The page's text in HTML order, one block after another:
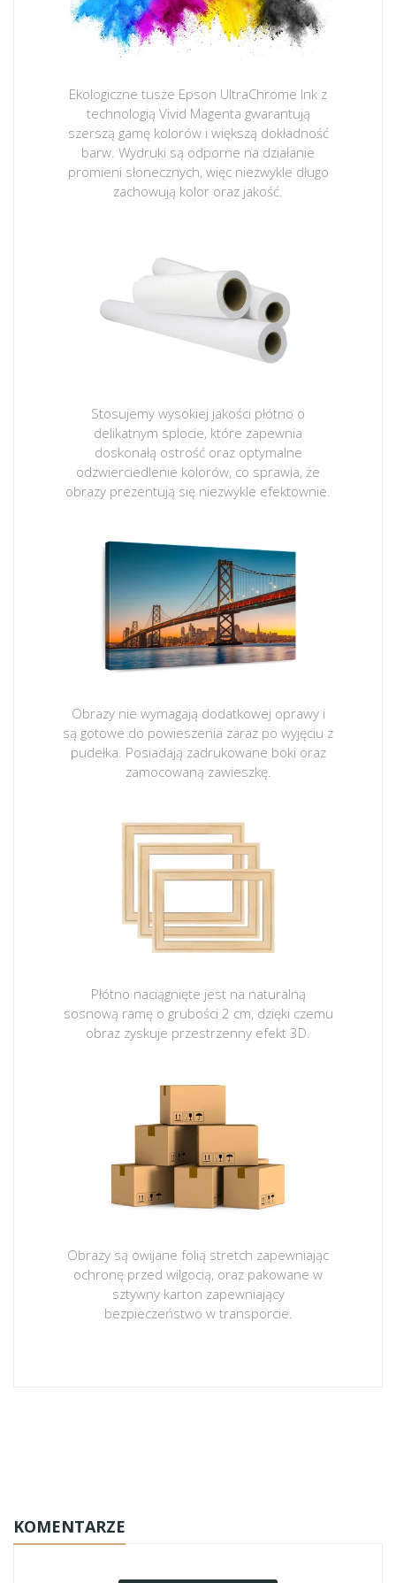
Ekologiczne tusze Epson UltraChrome Ink z
technologią Vivid Magenta gwarantują
szerszą gamę kolorów i większą dokładność
barw. Wydruki są odporne na działanie
promieni słonecznych, więc niezwykle długo
zachowują kolor oraz jakość.
Stosujemy wysokiej jakości płótno o
delikatnym splocie, które zapewnia
doskonałą ostrość oraz optymalne
odzwierciedlenie kolorów, co sprawia, że
obrazy prezentują się niezwykle efektownie.
Obrazy nie wymagają dodatkowej oprawy i
są gotowe do powieszenia zaraz po wyjęciu z
pudełka. Posiadają zadrukowane boki oraz
zamocowaną zawieszkę.
Płótno naciągnięte jest na naturalną
sosnową ramę o grubości 2 cm, dzięki czemu
obraz zyskuje przestrzenny efekt 3D.
Obrazy są owijane folią stretch zapewniając
ochronę przed wilgocią, oraz pakowane w
sztywny karton zapewniający
bezpieczeństwo w transporcie.
KOMENTARZE